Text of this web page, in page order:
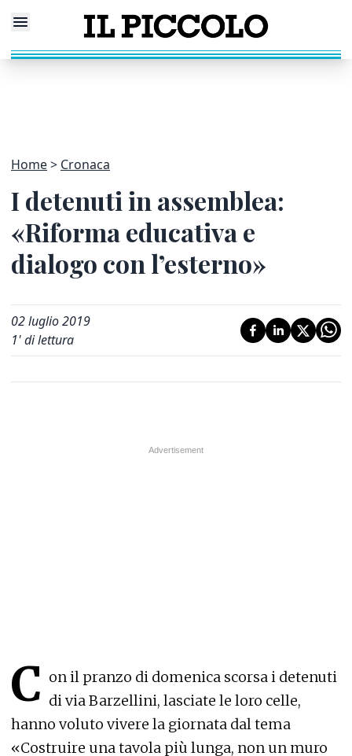
Home Cronaca
I detenuti in assemblea:
«Riforma educativa e
dialogo con l’esterno»
02 luglio 2019
1' di lettura
C on il pranzo di domenica scorsa i detenuti
di via Barzellini, lasciate le loro celle,
hanno voluto vivere la giornata dal tema
«Costruire una tavola più lunga, non un muro